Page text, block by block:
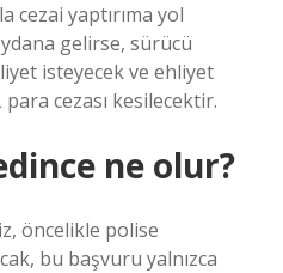
cezai yaptırıma yol
gelirse, sürücü
isteyecek ve ehliyet
cezası kesilecektir.
ne olur?
öncelikle polise
bu başvuru yalnızca